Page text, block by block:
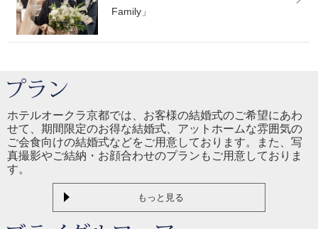
Family」
ホテルオークラ京都では、お客様の結婚式のご希望にあわ
せて、期間限定のお得な結婚式、アットホームな雰囲気の
ご会食向けの結婚式などをご用意しております。また、写
真撮影やご結納・お顔合わせのプランもご用意しておりま
す。
もっと見る